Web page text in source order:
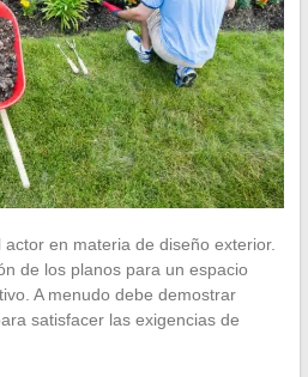
en materia de diseño exterior.
de los planos para un espacio
A menudo debe demostrar
satisfacer las exigencias de